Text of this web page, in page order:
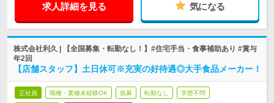
求人詳細を見る 気になる
株式会社利久 | 【全国募集・転勤なし！】#住宅手当・食事補助あり #賞与
年2回
【店舗スタッフ】土日休可※充実の好待遇◎大手食品メーカー！
正社員 職種・業種未経験OK 急募 転勤なし 学歴不問